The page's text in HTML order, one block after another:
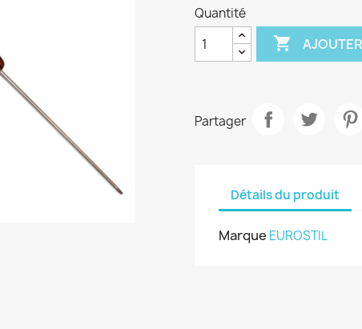
Quantité

Partager
Détails du produit
Marque EUROSTIL